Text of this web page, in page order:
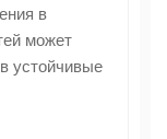
в
может
устойчивые